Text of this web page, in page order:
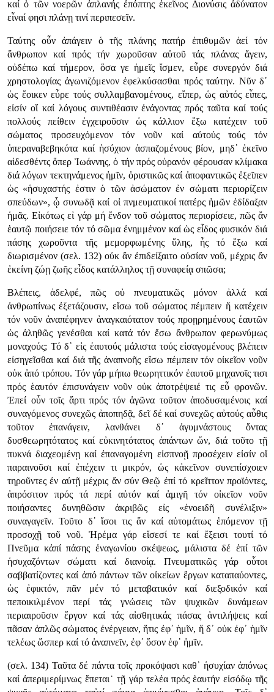
καί ὁ τῶν νοερῶν ἀπλανής ἐπόπτης ἐκεῖνος Διονύσις ἀδύνατον
εἶναί φησι πλάνῃ τινί περιπεσεῖν.
Ταύτης οὖν ἀπάγειν ὁ τῆς πλάνης πατήρ ἐπιθυμῶν ἀεί τόν
ἄνθρωπον καί πρός τήν χωροῦσαν αὐτοῦ τάς πλάνας ἄγειν,
οὐδέπω καί τήμερον, ὅσα γε ἡμεῖς ἴσμεν, εὗρε συνεργόν διά
χρηστολογίας ἀγωνιζόμενον ἐφελκύσασθαι πρός ταύτην. Νῦν δ᾿
ὡς ἔοικεν εὗρε τούς συλλαμβανομένους, εἴπερ, ὡς αὐτός εἶπες,
εἰσίν οἵ καί λόγους συντιθέασιν ἐνάγοντας πρός ταῦτα καί τούς
πολλούς πείθειν ἐγχειροῦσιν ὡς κάλλιον ἔξω κατέχειν τοῦ
σώματος προσευχόμενον τόν νοῦν καί αὐτούς τούς τόν
ὑπεραναβεβηκότα καί ἡσύχιον ἀσπαζομένους βίον, μηδ᾿ ἐκεῖνο
αἰδεσθέντς ὅπερ Ἰωάννης, ὁ τήν πρός οὐρανόν φέρουσαν κλίμακα
διά λόγων τεκτηνάμενος ἡμῖν, ὁριστικῶς καί ἀποφαντικῶς ἐξεῖπεν
ὡς «ἡσυχαστής ἐστιν ὁ τῶν ἀσώματον ἐν σώματι περιορίζειν
σπεύδων», ᾧ συνωδᾷ καί οἱ πνμευματικοί πατέρς ἡμῶν ἐδίδαξαν
ἡμᾶς. Εἰκότως εἰ γάρ μή ἔνδον τοῦ σώματος περιορίσειε, πῶς ἄν
ἑαυτῷ ποιήσειε τόν τό σῶμα ἐνημμένον καί ὡς εἶδος φυσικόν διά
πάσης χωροῦντα τῆς μεμορφωμένης ὕλης, ἧς τό ἔξω καί
διωρισμένον (σελ. 132) οὐκ ἄν ἐπιδείξαιτο οὐσίαν νοῦ, μέχρις ἄν
ἐκείνη ζώῃ ζωῆς εἶδος κατάλληλος τῇ συναφείᾳ σπῶσα;
Βλέπεις, ἀδελφέ, πῶς οὐ πνευματικῶς μόνον ἀλλά καί
ἀνθρωπίνως ἐξετάζουσιν, εἴσω τοῦ σώματος πέμπειν ἤ κατέχειν
τόν νοῦν ἀναπέφηνεν ἀναγκαιότατον τούς προῃρημένους ἑαυτῶν
ὡς ἀληθῶς γενέσθαι καί κατά τόν ἔσω ἄνθρωπον φερωνύμως
μοναχούς; Τό δ᾿ εἰς ἑαυτούς μάλιστα τούς εἰσαγομένους βλέπειν
εἰσηγεῖσθαι καί διά τῆς ἀναπνοῆς εἴσω πέμπειν τόν οἰκεῖον νοῦν
οὐκ ἀπό τρόπου. Τόν γάρ μήπω θεωρηττικόν ἑαυτοῦ μηχανοῖς τισι
πρός ἑαυτόν ἐπισυνάγειν νοῦν οὐκ ἀποτρέψειέ τις εὖ φρονῶν.
Ἐπεί οὖν τοῖς ἄρτι πρός τόν ἀγῶνα τοῦτον ἀποδυσαμένοις καί
συναγόμενος συνεχῶς ἀποπηδᾷ, δεῖ δέ καί συνεχῶς αὐτούς αὖθις
τοῦτον ἐπανάγειν, λανθάνει δ᾿ ἀγυμνάστους ὄντας
δυσθεωρητότατος καί εὐκινητότατος ἁπάντων ὤν, διά τοῦτο τῇ
πυκνά διαχεομένῃ καί ἐπαναγομένη εἰσπνοῇ προσέχειν εἰσίν οἵ
παραινοῦσι καί ἐπέχειν τι μικρόν, ὡς κἀκεῖνον συνεπίσχοιεν
τηροῦντες ἐν αὐτῇ μέχρις ἄν σύν Θεῷ ἐπί τό κρεῖττον προϊόντες,
ἀπρόσιτον πρός τά περί αὐτόν καί ἀμιγῆ τόν οἰκεῖον νοῦν
ποιήσαντες δυνηθῶσιν ἀκριβῶς εἰς «ἑνοειδῆ συνέλιξιν»
συναγαγεῖν. Τοῦτο δ᾿ ἴσοι τις ἄν καί αὐτομάτως ἑπόμενον τῇ
προσοχῇ τοῦ νοῦ. Ἡρέμα γάρ εἴσεσί τε καί ἔξεισι τουτί τό
Πνεῦμα κἀπί πάσης ἐναγωνίου σκέψεως, μάλιστα δέ ἐπί τῶν
ἡσυχαζόντων σώματι καί διανοίᾳ. Πνευματικῶς γάρ οὗτοι
σαββατίζοντες καί ἀπό πάντων τῶν οἰκείων ἔργων καταπαύοντες,
ὡς ἐφικτόν, πᾶν μέν τό μεταβατικόν καί διεξοδικόν καί
πεποικιλμένον περί τάς γνώσεις τῶν ψυχικῶν δυνάμεων
περιαιροῦσιν ἔργον καί τάς αἰσθητικάς πάσας ἀντιλήψεις καί
πᾶσαν ἁπλῶς σώματος ἐνέργειαν, ἥτις ἐφ᾿ ἡμῖν, ἥ δ᾿ οὐκ ἐφ᾿ ἡμῖν
τελέως ὥσπερ καί τό ἀναπνεῖν, ἐφ᾿ ὅσον ἐφ᾿ ἡμῖν.
(σελ. 134) Ταῦτα δέ πάντα τοῖς προκόψασι καθ᾿ ἡσυχίαν ἀπόνως
καί ἀπεριμερίμνως ἕπεται˙ τῇ γάρ τελέα πρός ἑαυτήν εἰσόδῳ τῆς